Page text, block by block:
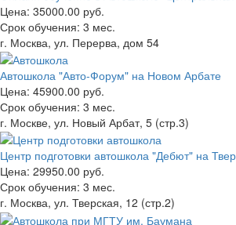
Цена: 35000.00 руб.
Срок обучения: 3 мес.
г. Москва, ул. Перерва, дом 54
Автошкола "Авто-Форум" на Новом Арбате
Цена: 45900.00 руб.
Срок обучения: 3 мес.
г. Москве, ул. Новый Арбат, 5 (стр.3)
Центр подготовки автошкола "Дебют" на
Цена: 29950.00 руб.
Срок обучения: 3 мес.
г. Москва, ул. Тверская, 12 (стр.2)